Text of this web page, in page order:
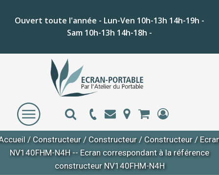
Ouvert toute l'année - Lun-Ven 10h-13h 14h-19h -
Sam 10h-13h 14h-18h -
/ Constructeur / Constructeur / Constructeur /
NV140FHM-N4H -- Ecran correspondant à la référence
constructeur NV140FHM-N4H